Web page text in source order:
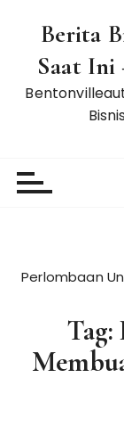
Berita
Saat
Perlombaan
Tag: